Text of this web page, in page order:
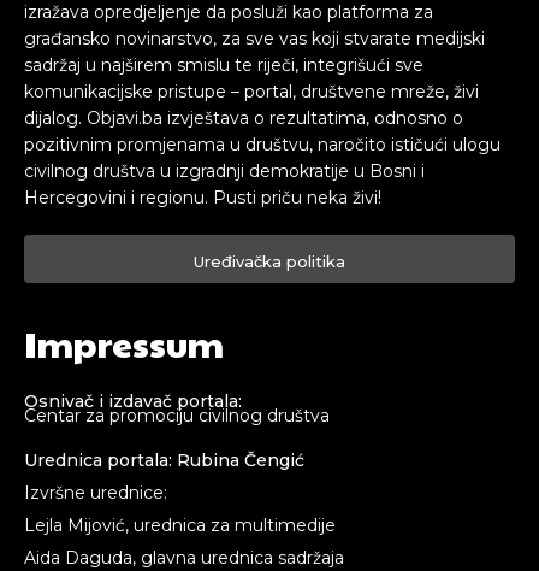
izražava opredjeljenje da posluži kao platforma za
građansko novinarstvo, za sve vas koji stvarate medijski
sadržaj u najširem smislu te riječi, integrišući sve
komunikacijske pristupe – portal, društvene mreže, živi
dijalog. Objavi.ba izvještava o rezultatima, odnosno o
pozitivnim promjenama u društvu, naročito ističući ulogu
civilnog društva u izgradnji demokratije u Bosni i
Hercegovini i regionu. Pusti priču neka živi!
Uređivačka politika
Impressum
Osnivač i izdavač portala:
Centar za promociju civilnog društva
Urednica portala: Rubina Čengić
Izvršne urednice:
Lejla Mijović, urednica za multimedije
Aida Daguda, glavna urednica sadržaja